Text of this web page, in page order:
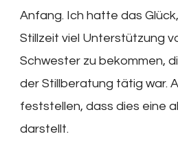
Anfang. Ich hatte das
Stillzeit viel Unterstützung
Schwester zu bekommen,
der Stillberatung tätig war.
feststellen, dass dies eine
darstellt.